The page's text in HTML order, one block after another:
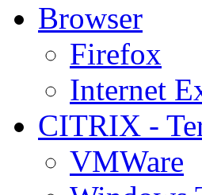
Browser
Firefox
Internet
CITRIX -
VMWare